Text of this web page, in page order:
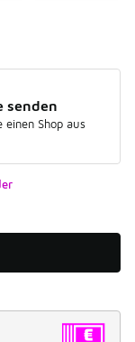
senden
einen Shop aus